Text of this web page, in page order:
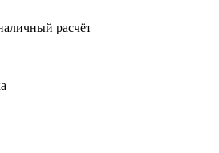
расчёт